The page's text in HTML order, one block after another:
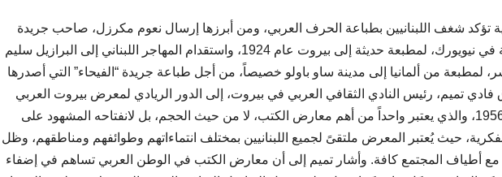
شغف اللبنانيين بطباعة الحرف العربي، ومن أبرزها إرسال نعوم مكرزل، صاحب جريدة
“الهدى” اللبنانية، الصادرة بالعربية في نيويورك، لمطبعة حديثة إلى بيروت عام 1924، واستقدام المهاجر اللبناني إلى البرازيل سليم
لمطبعة من ألمانيا إلى مدينة ساو باولو خصيصاً، من أجل طباعة جريدة “الفيحاء” التي أصدرها
تطرق فادي تميم، رئيس النادي الثقافي العربي في بيروت، إلى الدور الريادي لمعرض بيروت العربي
الدولي للكتاب منذ تأسيسه عام 1956، والذي يعتبر واحداً من أهم معارض الكتب، لا من حيث الحجم، بل لانفتاحه المشهود على
حيث يُعتبر المعرض ملتقىً لجميع اللبنانيين بمختلف انتماءاتهم وطوائفهم ومناطقهم، وظل
مع أطياف المجتمع كافة. وأشار تميم إلى أن معارض الكتب في الوطن العربي تساهم في إضفاء